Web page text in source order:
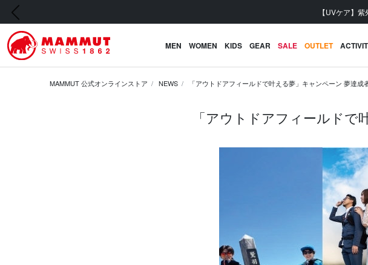
会員登録
前の画像
MEN WOMEN KIDS GEAR SALE OUTLET
MAMMUT 公式オンラインストア NEWS 「アウトドアフィールドで叶える夢」キャンペーン 夢達成
「アウトドアフィールドで